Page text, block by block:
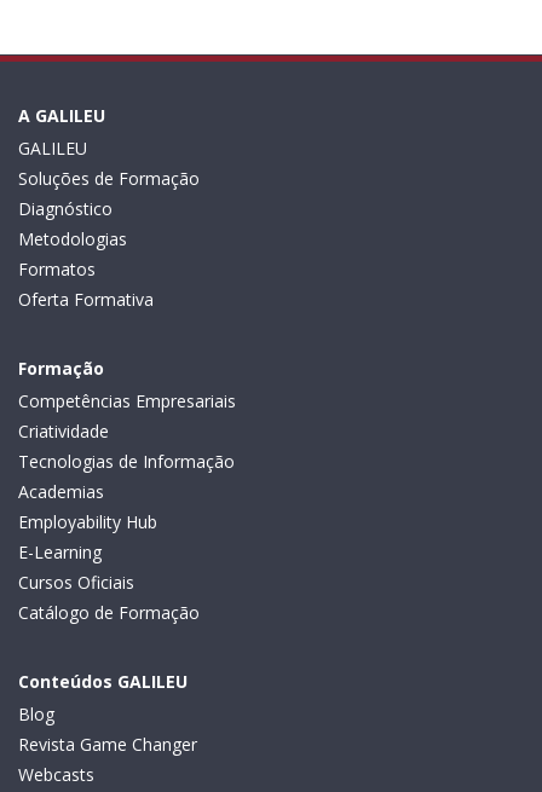
A GALILEU
GALILEU
Soluções de Formação
Diagnóstico
Metodologias
Formatos
Oferta Formativa
Formação
Competências Empresariais
Criatividade
Tecnologias de Informação
Academias
Employability Hub
E-Learning
Cursos Oficiais
Catálogo de Formação
Conteúdos GALILEU
Blog
Revista Game Changer
Webcasts